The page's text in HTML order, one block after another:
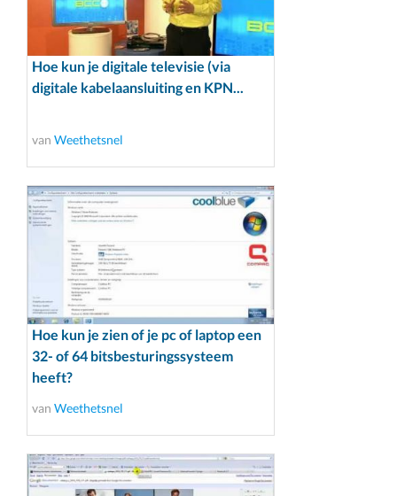
Hoe kun je digitale televisie (via
digitale kabelaansluiting en KPN...
van Weethetsnel
Hoe kun je zien of je pc of laptop een
32- of 64 bitsbesturingssysteem
heeft?
van Weethetsnel